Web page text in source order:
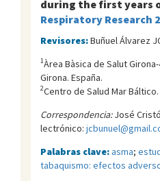
during the first years
Respiratory Research
Revisores:Buñuel Álvarez
1Àrea Bàsica de Salut
Girona. España.
2Centro de Salud Mar
Correspondencia:José
lectrónico:
Palabras clave:asma;
tabaquismo: efectos